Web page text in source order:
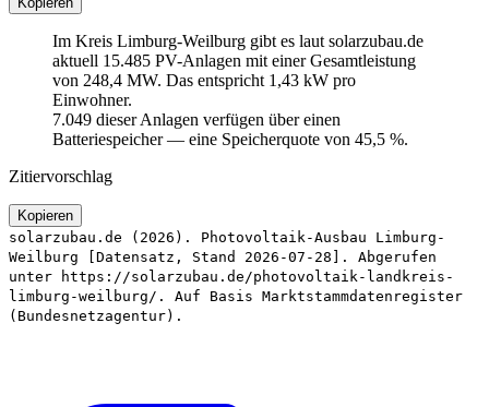
Im Kreis Limburg-Weilburg gibt es laut solarzubau.de
aktuell 15.485 PV-Anlagen mit einer Gesamtleistung
von 248,4 MW. Das entspricht 1,43 kW pro
Einwohner.
7.049 dieser Anlagen verfügen über einen
Batteriespeicher — eine Speicherquote von 45,5 %.
Zitiervorschlag
Kopieren
solarzubau.de (2026). Photovoltaik-Ausbau Limburg-
Weilburg [Datensatz, Stand 2026-07-28]. Abgerufen
unter https://solarzubau.de/photovoltaik-landkreis-
limburg-weilburg/. Auf Basis Marktstammdatenregister
(Bundesnetzagentur).